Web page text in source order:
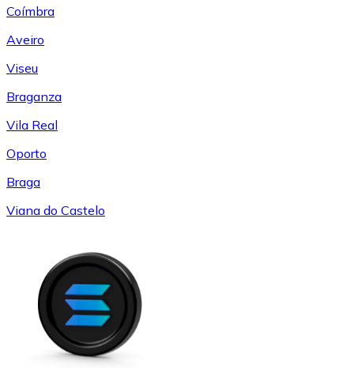
Coímbra
Aveiro
Viseu
Braganza
Vila Real
Oporto
Braga
Viana do Castelo